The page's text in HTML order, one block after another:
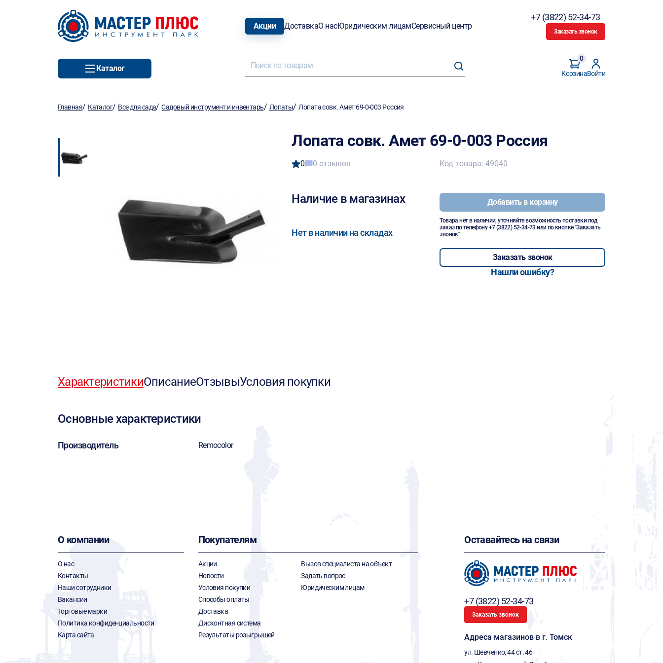
Акции ДоставкаО насЮридическим лицамСервисный центр
+7 (3822) 52-34-73
Заказать звонок
Каталог
Корзина
0
Войти
Главная/ Каталог/ Все для сада/Садовый инструмент и инвентарь/ Лопаты/Лопата совк. Амет 69-0-003 Россия
Лопата совк. Амет 69-0-003 Россия
0 0 отзывов
Наличие в магазинах
Нет в наличии на складах
Код товара: 49040
Добавить в корзину
Товара нет в наличии, уточняйте возможность поставки под
заказ по телефону+7 (3822) 52-34-73 или по кнопке "Заказать
звонок"
Заказать звонок
Нашли ошибку?
ХарактеристикиОписаниеОтзывыУсловия покупки
Основные характеристики
Производитель Remocolor
О компании
О нас
Контакты
Наши сотрудники
Вакансии
Торговые марки
Политика конфиденциальности
Карта сайта
Покупателям
Акции
Новости
Условия покупки
Способы оплаты
Доставка
Дисконтная система
Результаты розыгрышей
Вызов специалиста на объект
Задать вопрос
Юридическим лицам
Оставайтесь на связи
+7 (3822) 52-34-73
Заказать звонок
Адреса магазинов в г. Томск
ул. Шевченко, 44 ст. 46